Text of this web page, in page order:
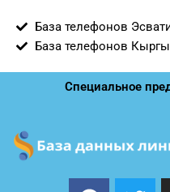
База телефонов
База телефонов
Специальное